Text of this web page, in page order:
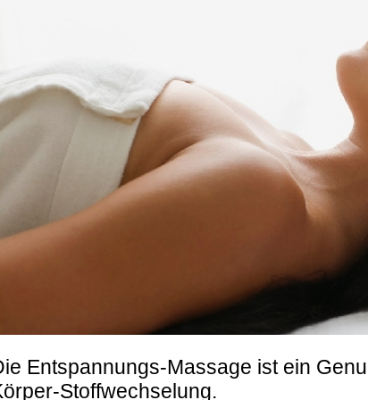
Entspannungs-Massage ist ein
Stoffwechselung.